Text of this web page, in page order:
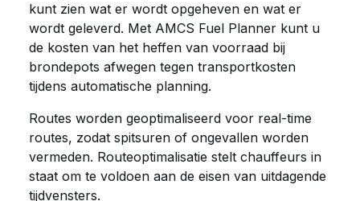
kunt zien wat er wordt opgeheven en wat er
wordt geleverd. Met AMCS Fuel Planner kunt u
de kosten van het heffen van voorraad bij
brondepots afwegen tegen transportkosten
tijdens automatische planning.
Routes worden geoptimaliseerd voor real-time
routes, zodat spitsuren of ongevallen worden
vermeden. Routeoptimalisatie stelt chauffeurs in
staat om te voldoen aan de eisen van uitdagende
tijdvensters.